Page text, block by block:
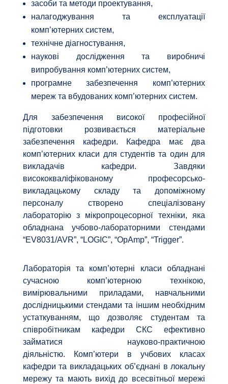
засоби та методи проектування,
налагоджування та експлуатації
комп’ютерних систем,
технічне діагностування,
наукові дослідження та виробничі
випробування комп’ютерних систем,
програмне забезпечення комп’ютерних
мереж та вбудованих комп’ютерних систем.
Для забезпечення високої професійної
підготовки розвивається матеріальне
забезпечення кафедри. Кафедра має два
комп’ютерних класи для студентів та один для
викладачів кафедри. Завдяки
висококваліфікованому професорсько-
викладацькому складу та допоміжному
персоналу створено спеціалізовану
лабораторію з мікропроцесорної техніки, яка
обладнана учбово-лабораторними стендами
“EV8031/AVR”, “LOGIC”, “OpAmp”, “Trigger”.
Лабораторія та комп’ютерні класи обладнані
сучасною комп’ютерною технікою,
вимірювальними приладами, навчальними
дослідницькими стендами та іншим необхідним
устаткуванням, що дозволяє студентам та
співробітникам кафедри СКС ефективно
займатися науково-практичною
діяльністю. Комп’ютери в учбових класах
кафедри та викладацьких об’єднані в локальну
мережу та мають вихід до всесвітньої мережі